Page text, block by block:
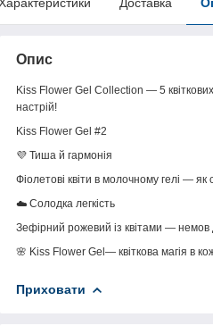
Опис
Kiss Flower Gel Collection — 5 квіткових
настрій!
Kiss Flower Gel #2
💜 Тиша й гармонія
Фіолетові квіти в молочному гелі — як
☁️ Солодка легкість
Зефірний рожевий із квітами — немов
🌸 Kiss Flower Gel— квіткова магія в
Приховати